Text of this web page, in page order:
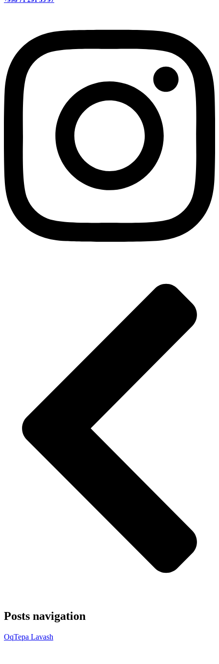
Posts navigation
OqTepa Lavash